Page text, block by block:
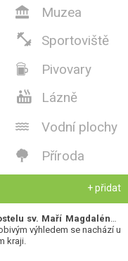
 Muzea
 Sportoviště
 Pivovary
 Lázně
 Vodní plochy
 Příroda
+ přidat
výhledem se nachází u
kraji.